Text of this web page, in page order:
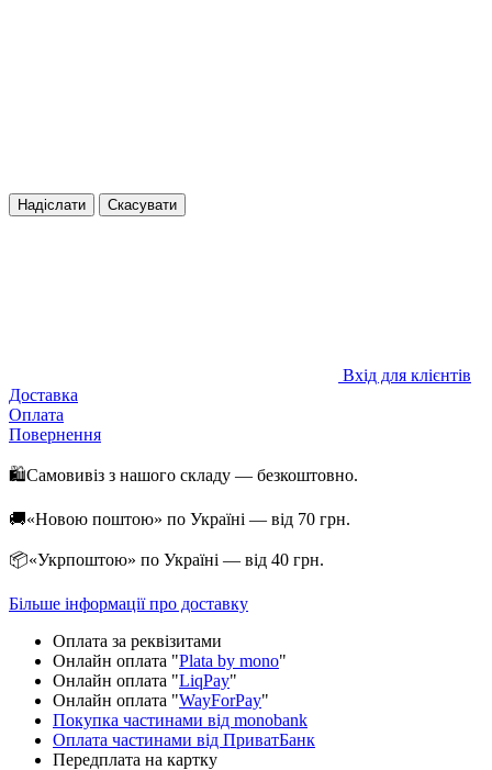
Надіслати Скасувати
Вхід для клієнтів
Доставка
Оплата
Повернення
🛍️Самовивіз з нашого складу — безкоштовно.
🚚«Новою поштою» по Україні — від 70 грн.
📦«Укрпоштою» по Україні — від 40 грн.
Більше інформації про доставку
Оплата за реквізитами
Онлайн оплата "Plata by mono"
Онлайн оплата "LiqPay"
Онлайн оплата "WayForPay"
Покупка частинами від monobank
Оплата частинами від ПриватБанк
Передплата на картку